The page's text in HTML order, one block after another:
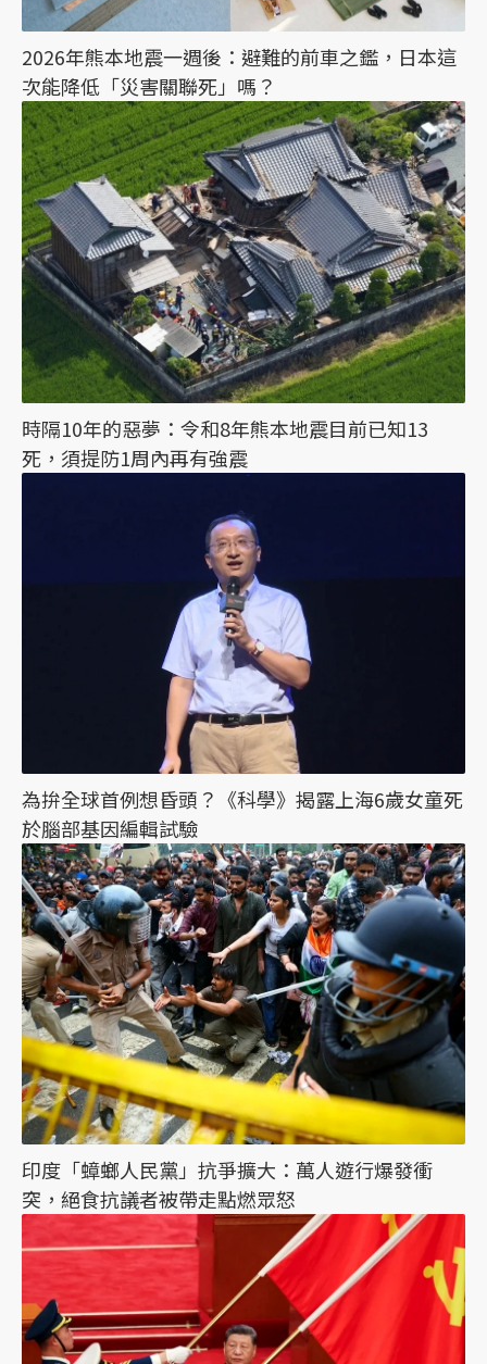
2026年熊本地震一週後：避難的前車之鑑，日本這
次能降低「災害關聯死」嗎？
時隔10年的惡夢：令和8年熊本地震目前已知13
死，須提防1周內再有強震
為拚全球首例想昏頭？《科學》揭露上海6歲女童死
於腦部基因編輯試驗
印度「蟑螂人民黨」抗爭擴大：萬人遊行爆發衝
突，絕食抗議者被帶走點燃眾怒